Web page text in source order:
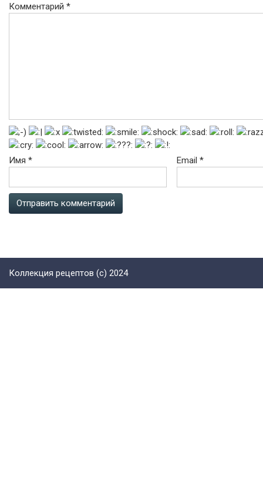
Комментарий *
Имя * Email *
Коллекция рецептов (с) 2024